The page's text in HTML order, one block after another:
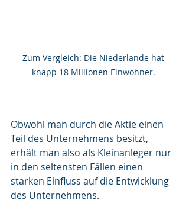
Zum Vergleich: Die Niederlande hat
knapp 18 Millionen Einwohner.
Obwohl man durch die Aktie einen
Teil des Unternehmens besitzt,
erhält man also als Kleinanleger nur
in den seltensten Fällen einen
starken Einfluss auf die Entwicklung
des Unternehmens.